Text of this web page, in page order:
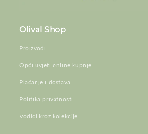
Olival Shop
Proizvodi
Opći uvjeti online kupnje
Plaćanje i dostava
Politika privatnosti
Vodiči kroz kolekcije